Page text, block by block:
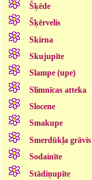
Šķēde
Šķērvelis
Skirna
Skujupīte
Slampe (upe)
Slimnīcas atteka
Slocene
Smakupe
Smerdūkļa grāvis
Sodainīte
Stādiņupīte